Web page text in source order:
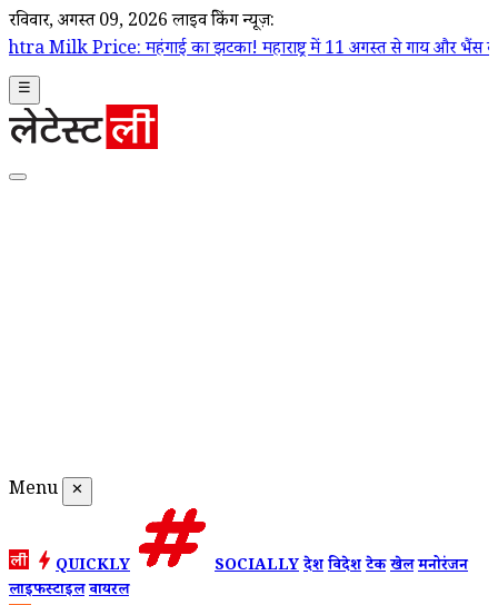
रविवार, अगस्त 09, 2026 लाइव ब्रेकिंग न्यूज़:
का झटका! महाराष्ट्र में 11 अगस्त से गाय और भैंस का दूध ₹2 प्रति
☰
Menu ✕
QUICKLY SOCIALLYदेशविदेशटेकखेलमनोरंजन
लाइफस्टाइलवायरल